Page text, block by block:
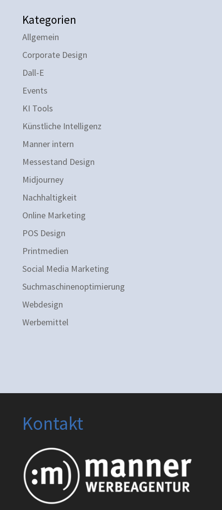
Kategorien
Allgemein
Corporate Design
Dall-E
Events
KI Tools
Künstliche Intelligenz
Manner intern
Messestand Design
Midjourney
Nachhaltigkeit
Online Marketing
POS Design
Printmedien
Social Media Marketing
Suchmaschinenoptimierung
Webdesign
Werbemittel
Kontakt